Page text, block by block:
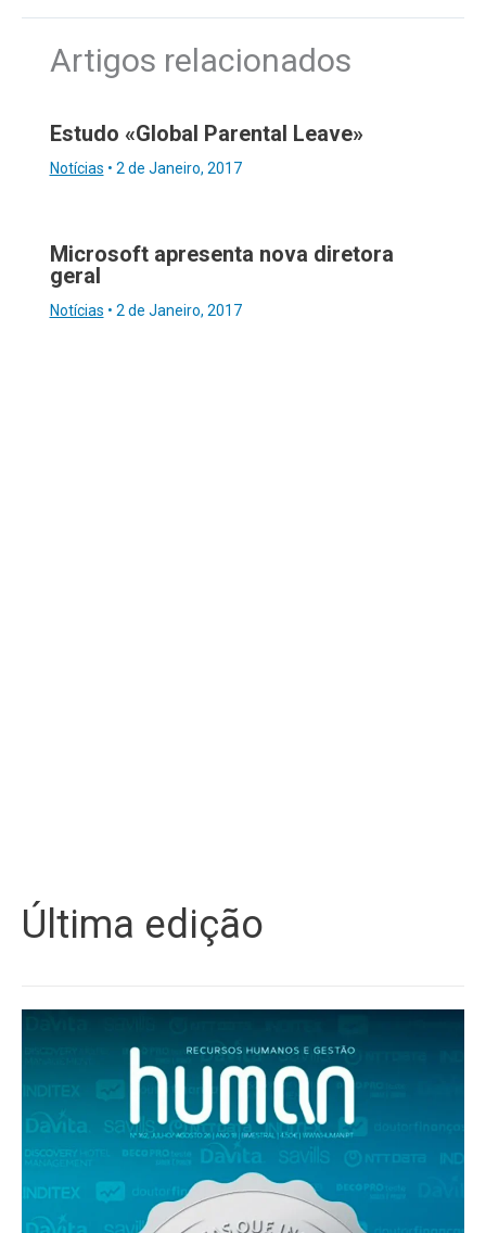
Artigos relacionados
Estudo «Global Parental Leave»
Notícias • 2 de Janeiro, 2017
Microsoft apresenta nova diretora
geral
Notícias • 2 de Janeiro, 2017
Última edição